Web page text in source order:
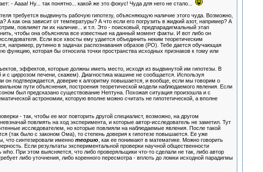
- Аааа! Ну... так понятно... какой же это фокус! Чуда для него не стало...
требуется выдвинуть рабочую гипотезу, объясняющую наличие этого чуда. Возможно,
как она зависит от температуры? А что если его погрузить в жидкий азот, например? А
повлияет ли их наличие... и т.п. Это - поисковый, предпарадигмальный этап
чтобы она объясняла все известные на данный момент факты. И вот либо он
Если все хвосты ему удается объединить неким теоретическим
например, рутинно в задачах распознавания образов (РО). Тебе дается обучающая
функцию, которая бы относила точки пространства исходных признаков к тому или
эффектов, которые должны иметь место, исходя из выдвинутой им гипотезы. В
с циррозом печени, скажем). Диагностика машине не сообщается. Используя
он подтверждается, доверие к алгоритму повышается, и вообще, если мы говорим о
пути объяснения, построения теоретической модели наблюдаемого явления. Если
был предсказано существование Нептуна. Похожая ситуация произошла и с
астрономии, которую вполне можно считать не гипотетической, а вполне
- так, чтобы ее мог повторить другой специалист, возможно, на другом
повлиять на ход эксперимента, и которые автор-исследователь не заметил. Тут
исследователем, но которые повлияли на наблюдаемые явления. После такой
(так было с законом Ома), то степень доверия к гипотезе повышается. Ее уже
что синтезировали именно теорию, как ее понимают в математике. Можно говорить
Если результаты экспериментальной проверки научной общественности
При этом выясняется, что либо проверяльщики что-то сделали не так, либо автор
либо уточнения, либо коренного пересмотра - вплоть до ломки исходной парадигмы